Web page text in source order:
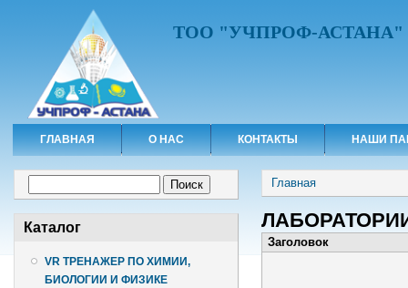
ТОО "УЧПРОФ-АСТАНА"
ГЛАВНАЯ О НАС КОНТАКТЫ НАШИ
Каталог
VR ТРЕНАЖЕР ПО ХИМИИ,
БИОЛОГИИ И ФИЗИКЕ
Вы здесь
Главная
Заголовок